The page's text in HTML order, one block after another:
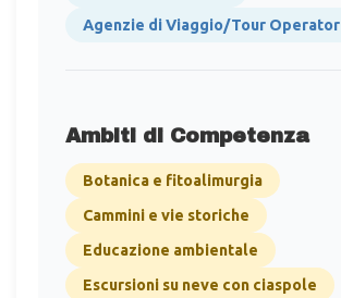
Agenzie di Viaggio/Tour Operator
Ambiti di Competenza
Botanica e fitoalimurgia
Cammini e vie storiche
Educazione ambientale
Escursioni su neve con ciaspole